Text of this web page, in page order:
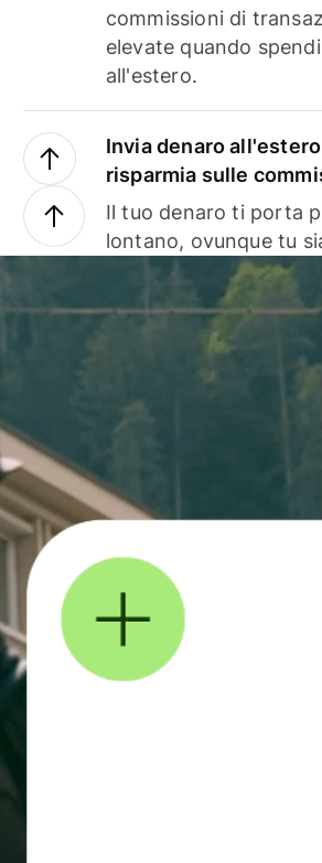
commissioni di
elevate quando spendi
all'estero.
Invia denaro
risparmia sulle
Il tuo denaro ti porta
lontano, ovunque tu